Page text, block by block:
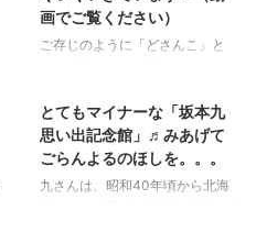
画でご覧ください）
ご存じのように「どさんこ」と
腰ががっちりしていて、ひき馬と
して最強です。
ちなみに、北海道生まれの人たち
も、道産子と言います。
栗山町 道 央
とてもマイナーな「坂本九
思い出記念館」♬みあげて
ごらんよるのほしを。。。
九さんは、昭和40年頃から北海